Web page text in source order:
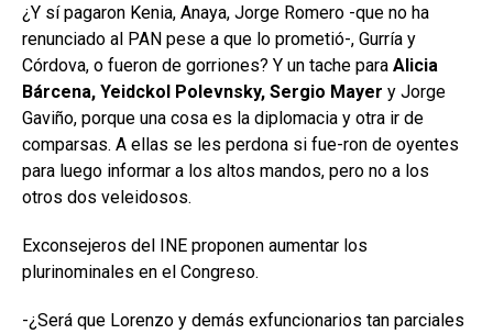
¿Y sí pagaron Kenia, Anaya, Jorge Romero -que no ha
renunciado al PAN pese a que lo prometió-, Gurría y
Córdova, o fueron de gorriones? Y un tache para Alicia
Bárcena, Yeidckol Polevnsky, Sergio Mayer y Jorge
Gaviño, porque una cosa es la diplomacia y otra ir de
comparsas. A ellas se les perdona si fue-ron de oyentes
para luego informar a los altos mandos, pero no a los
otros dos veleidosos.
Exconsejeros del INE proponen aumentar los
plurinominales en el Congreso.
-¿Será que Lorenzo y demás exfuncionarios tan parciales